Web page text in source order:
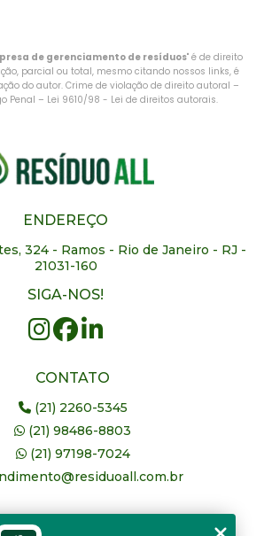
de gerenciamento de resíduos" é de direito
parcial ou total, mesmo citando nossos links, é
do autor. Crime de violação de direito autoral –
Penal – Lei 9610/98 - Lei de direitos autorais.
ENDEREÇO
324 - Ramos - Rio de Janeiro - RJ -
21031-160
SIGA-NOS!
CONTATO
(21) 2260-5345
(21) 98486-8803
(21) 97198-7024